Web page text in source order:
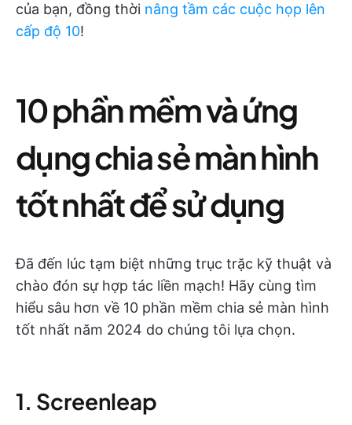
của bạn, đồng thời nâng tầm các cuộc họp lên
cấp độ 10!
10 phần mềm và ứng
dụng chia sẻ màn hình
tốt nhất để sử dụng
Đã đến lúc tạm biệt những trục trặc kỹ thuật và
chào đón sự hợp tác liền mạch! Hãy cùng tìm
hiểu sâu hơn về 10 phần mềm chia sẻ màn hình
tốt nhất năm 2024 do chúng tôi lựa chọn.
1. Screenleap